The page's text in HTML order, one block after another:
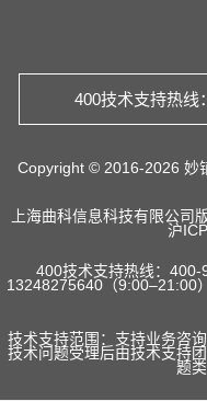
400技术支持热线
Copyright © 2016-2026 妙
上海曲科信息科技有限公司
沪
400技术支持热线：400-
13248275640（9:00–21:00
技术支持范围：支持业务咨
技术问题受理后由技术支持
题